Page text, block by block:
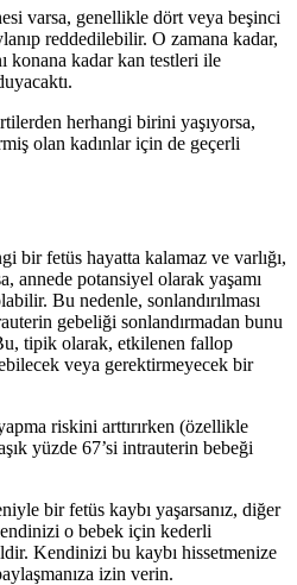
varsa, genellikle dört veya beşinci
reddedilebilir. O zamana kadar,
konana kadar kan testleri ile
herhangi birini yaşıyorsa,
olan kadınlar için de geçerli
bir fetüs hayatta kalamaz ve varlığı,
annede potansiyel olarak yaşamı
Bu nedenle, sonlandırılması
gebeliği sonlandırmadan bunu
tipik olarak, etkilenen fallop
veya gerektirmeyecek bir
riskini arttırırken (özellikle
yüzde 67’si intrauterin bebeği
bir fetüs kaybı yaşarsanız, diğer
o bebek için kederli
Kendinizi bu kaybı hissetmenize
izin verin.